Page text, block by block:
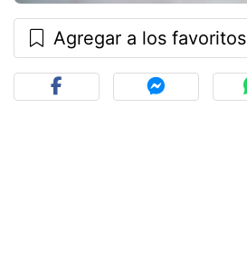
Agregar a los favoritos